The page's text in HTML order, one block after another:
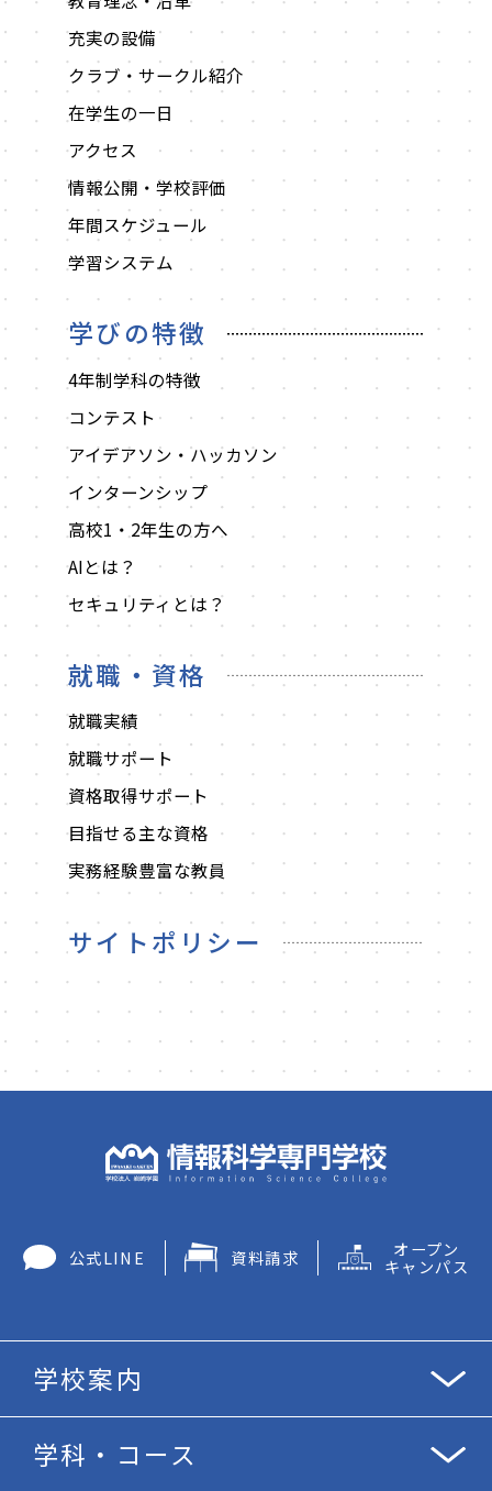
充実の設備
クラブ・サークル紹介
在学生の一日
アクセス
情報公開・学校評価
年間スケジュール
学習システム
学びの特徴
4年制学科の特徴
コンテスト
アイデアソン・ハッカソン
インターンシップ
高校1・2年生の方へ
AIとは？
セキュリティとは？
就職・資格
就職実績
就職サポート
資格取得サポート
目指せる主な資格
実務経験豊富な教員
サイトポリシー
公式LINE 資料請求 オープン
キャンパス
学校案内
学科・コース